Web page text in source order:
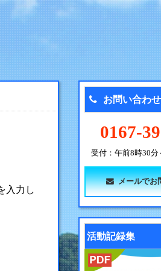
入力し
お問い合わせ
0167-
受付：午前8時30分
メールでお
活動記録集